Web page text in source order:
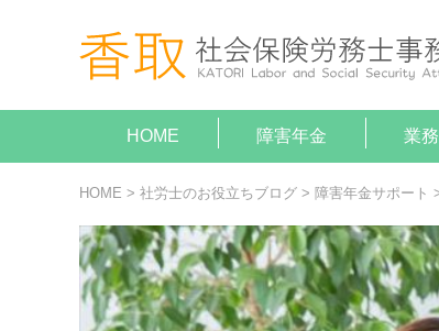
HOME 障害年金 業
就
助
障
顧
給
が
が
HOME > 社労士のお役立ちブログ > 障害年金サポート